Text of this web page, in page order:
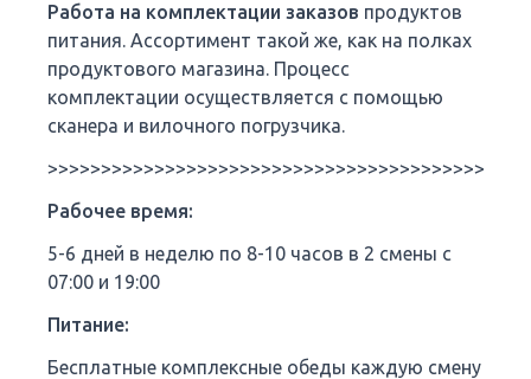
Работа на комплектации заказов продуктов
питания. Ассортимент такой же, как на полках
продуктового магазина. Процесс
комплектации осуществляется с помощью
сканера и вилочного погрузчика.
Рабочее время:
5-6 дней в неделю по 8-10 часов в 2 смены с
07:00 и 19:00
Питание:
Бесплатные комплексные обеды каждую смену